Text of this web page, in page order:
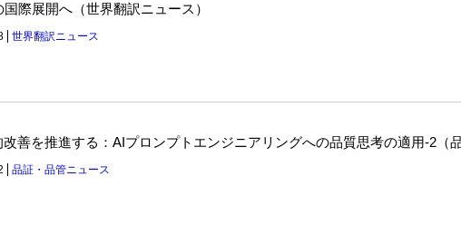
際展開へ（世界翻訳ニュース）
世界翻訳ニュース
善を推進する：AIプロンプトエンジニアリングへの品質思考の適用-2（
品証・品管ニュース